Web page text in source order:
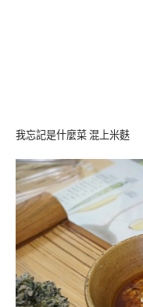
我忘記是什麼菜 混上米麩